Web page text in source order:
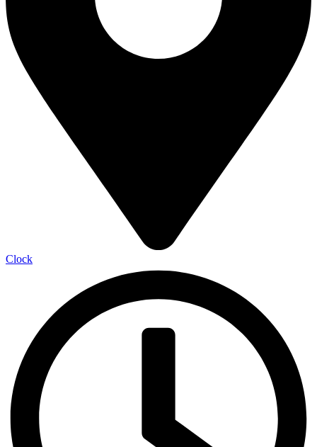
Clock